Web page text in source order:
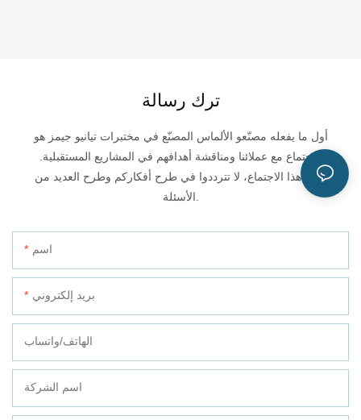
ترك رسالة
أول ما يفعله مصنّعو الألماس المصنّع في مختبرات تيانيو جيمز هو
الاجتماع مع عملائنا ومناقشة أهدافهم في المشاريع المستقبلية.
خلال هذا الاجتماع، لا تترددوا في طرح أفكاركم وطرح العديد من
اسم
بريد إلكتروني
الهاتف/واتساب
اسم الشركة